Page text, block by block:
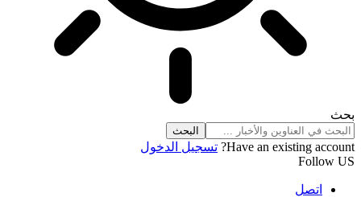
بحث
Have an existing account?
تسجيل الدخول
Follow US
اتصل